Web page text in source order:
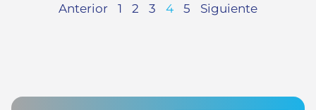
Anterior 1 2 3 4 5 Siguiente